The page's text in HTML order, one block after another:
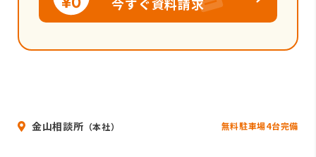
今すぐ資料請求
金山相談所 （本社） 無料駐車場4台完備